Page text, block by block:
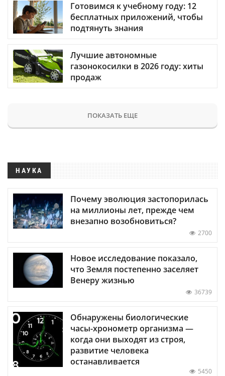
Готовимся к учебному году: 12
бесплатных приложений, чтобы
подтянуть знания
Лучшие автономные
газонокосилки в 2026 году: хиты
продаж
ПОКАЗАТЬ ЕЩЕ
НАУКА
Почему эволюция застопорилась
на миллионы лет, прежде чем
внезапно возобновиться?
2700
Новое исследование показало,
что Земля постепенно заселяет
Венеру жизнью
36739
Обнаружены биологические
часы-хронометр организма —
когда они выходят из строя,
развитие человека
останавливается
5450